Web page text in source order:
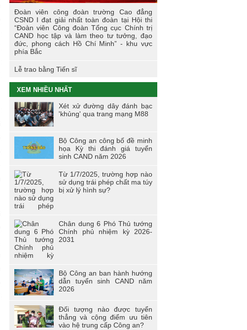
Hội thi tìm hiểu, sáng kiến về phòng, chống
tác hại của thuốc lá trong tuổi trẻ Trường
Cao đẳng Cảnh sát nhân dân I
Tuổi trẻ Trường Cao đẳng CSND I tích cực
Đoàn viên công đoàn trường Cao đẳng
CSND I đạt giải nhất toàn đoàn tại Hội thi
“Đoàn viên Công đoàn Tổng cục Chính trị
CAND học tập và làm theo tư tưởng, đạo
đức, phong cách Hồ Chí Minh” - khu vực
phía Bắc
Lễ trao bằng Tiến sĩ
XEM NHIỀU NHẤT
Xét xử đường dây đánh bạc
'khủng' qua trang mạng M88
Bộ Công an công bố đề minh
họa Kỳ thi đánh giá tuyển
sinh CAND năm 2026
Từ 1/7/2025, trường hợp nào
sử dụng trái phép chất ma túy
bị xử lý hình sự?
Chân dung 6 Phó Thủ tướng
Chính phủ nhiệm kỳ 2026-
2031
Bộ Công an ban hành hướng
dẫn tuyển sinh CAND năm
2026
Đối tượng nào được tuyển
thẳng và cộng điểm ưu tiên
vào hệ trung cấp Công an?